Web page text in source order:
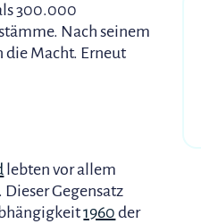
300.000
Nach seinem
die Macht. Erneut
lebten vor allem
Gegensatz
1960 der